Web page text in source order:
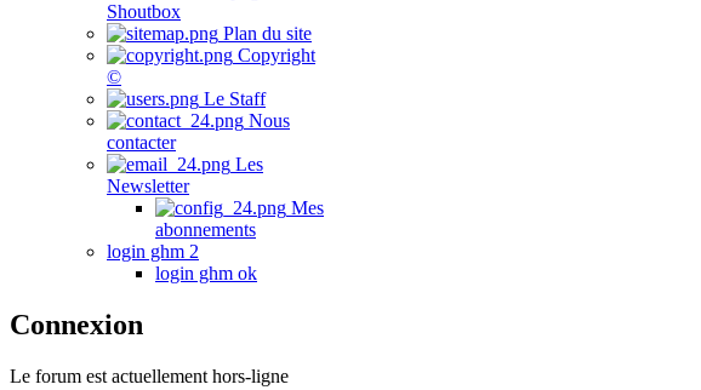
Shoutbox
Plan du site
Copyright
©
Le Staff
Nous
contacter
Les
Newsletter
Mes
abonnements
login ghm 2
login ghm ok
Connexion
Le forum est actuellement hors-ligne